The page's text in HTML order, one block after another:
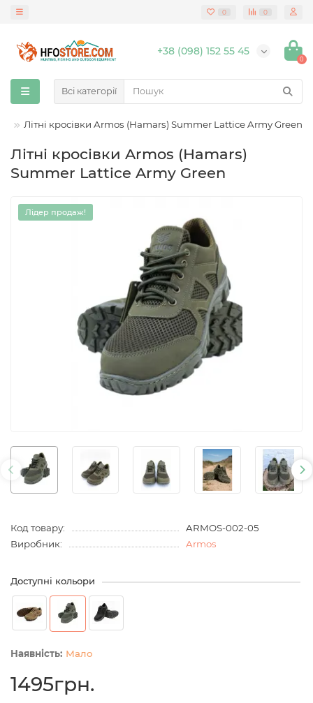
0 0
+38 (098) 152 55 45
0
Всі категорії
Літні кросівки Armos (Hamars) Summer Lattice Army Green
Літні кросівки Armos (Hamars)
Summer Lattice Army Green
Лідер продаж!
Код товару:
ARMOS-002-05
Виробник:
Armos
Доступні кольори
Мало
1495грн.